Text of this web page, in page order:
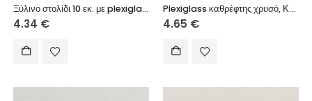
Ξύλινο στολίδι 10 εκ. με plexiglass
4.34 €
Plexiglass καθρέφτης χρυσό, Κλεψύδρα με ευχή, 10 εκ.
4.65 €